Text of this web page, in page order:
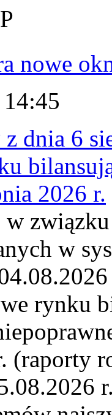
nowe
dnia 6
2026 r.
w
rynku
(raporty